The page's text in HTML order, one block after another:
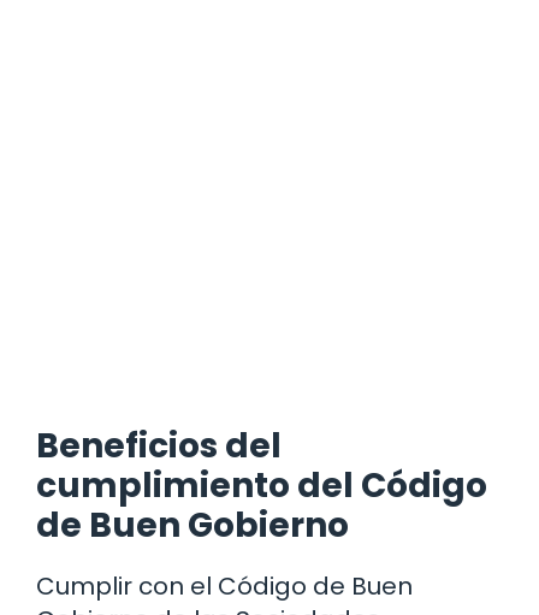
Beneficios del
cumplimiento del Código
de Buen Gobierno
Cumplir con el Código de Buen